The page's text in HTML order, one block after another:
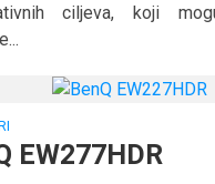
ciljeva, koji
EW277HDR